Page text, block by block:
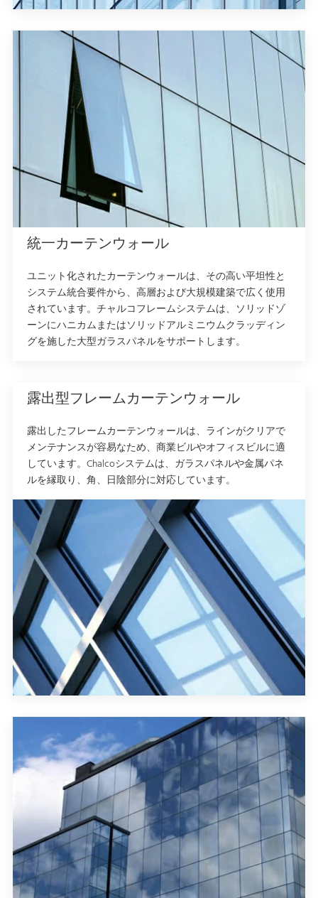
統一カーテンウォール
ユニット化されたカーテンウォールは、その高い平坦性と
システム統合要件から、高層および大規模建築で広く使用
されています。チャルコフレームシステムは、ソリッドゾ
ーンにハニカムまたはソリッドアルミニウムクラッディン
グを施した大型ガラスパネルをサポートします。
露出型フレームカーテンウォール
露出したフレームカーテンウォールは、ラインがクリアで
メンテナンスが容易なため、商業ビルやオフィスビルに適
しています。Chalcoシステムは、ガラスパネルや金属パネ
ルを縁取り、角、日陰部分に対応しています。